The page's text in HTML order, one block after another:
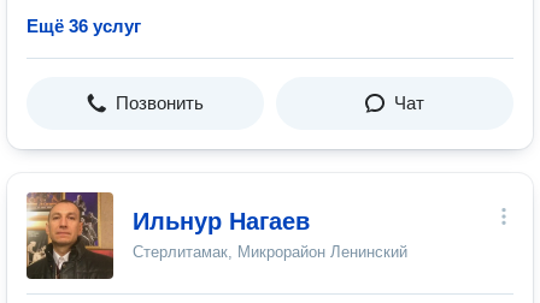
Ещё 36 услуг
Позвонить Чат
Ильнур Нагаев
Стерлитамак, Микрорайон Ленинский